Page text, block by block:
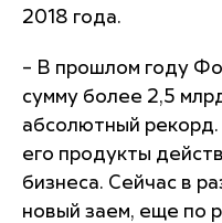
2018 года.
– В прошлом году
сумму более 2,5
абсолютный
его продукты
бизнеса. Сейчас в
новый заем, еще по